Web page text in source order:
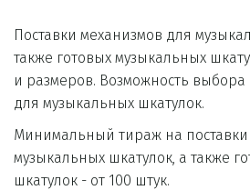
Поставки механизмов для
также готовых музыкальных
и размеров. Возможность
для музыкальных шкатулок.
Минимальный тираж на поставки
музыкальных шкатулок, а также
шкатулок - от 100 штук.